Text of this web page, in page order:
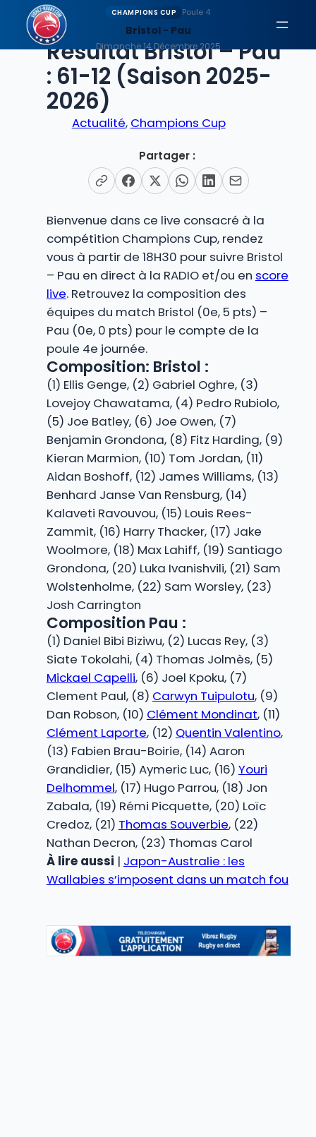
contenu
EN DIRECT
Résultat Bristol – Pau
: 61-12 (Saison 2025-
2026)
Actualité, Champions Cup
Partager :
Bienvenue dans ce live consacré à la
compétition Champions Cup, rendez
vous à partir de 18H30 pour suivre Bristol
– Pau en direct à la RADIO et/ou en score
live. Retrouvez la composition des
équipes du match Bristol (0e, 5 pts) –
Pau (0e, 0 pts) pour le compte de la
poule 4e journée.
Composition: Bristol :
(1) Ellis Genge, (2) Gabriel Oghre, (3)
Lovejoy Chawatama, (4) Pedro Rubiolo,
(5) Joe Batley, (6) Joe Owen, (7)
Benjamin Grondona, (8) Fitz Harding, (9)
Kieran Marmion, (10) Tom Jordan, (11)
Aidan Boshoff, (12) James Williams, (13)
Benhard Janse Van Rensburg, (14)
Kalaveti Ravouvou, (15) Louis Rees-
Zammit, (16) Harry Thacker, (17) Jake
Woolmore, (18) Max Lahiff, (19) Santiago
Grondona, (20) Luka Ivanishvili, (21) Sam
Wolstenholme, (22) Sam Worsley, (23)
Josh Carrington
Composition Pau :
(1) Daniel Bibi Biziwu, (2) Lucas Rey, (3)
Siate Tokolahi, (4) Thomas Jolmès, (5)
Mickael Capelli, (6) Joel Kpoku, (7)
Clement Paul, (8) Carwyn Tuipulotu, (9)
Dan Robson, (10) Clément Mondinat, (11)
Clément Laporte, (12) Quentin Valentino,
(13) Fabien Brau-Boirie, (14) Aaron
Grandidier, (15) Aymeric Luc, (16) Youri
Delhommel, (17) Hugo Parrou, (18) Jon
Zabala, (19) Rémi Picquette, (20) Loïc
Credoz, (21) Thomas Souverbie, (22)
Nathan Decron, (23) Thomas Carol
À lire aussi | Japon-Australie : les
Wallabies s’imposent dans un match fou
CHAMPIONS CUP Poule 4
Bristol - Pau
Dimanche 14 Décembre 2025